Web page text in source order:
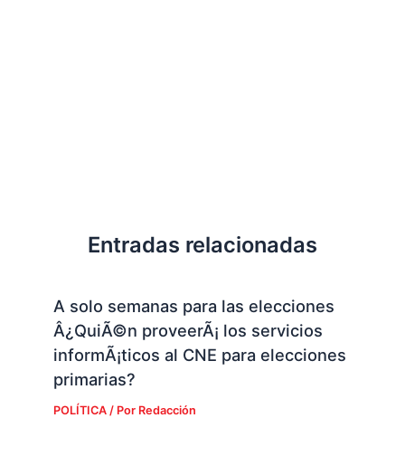
Entradas relacionadas
A solo semanas para las elecciones
Â¿QuiÃ©n proveerÃ¡ los servicios
informÃ¡ticos al CNE para elecciones
primarias?
POLÍTICA/ Por Redacción